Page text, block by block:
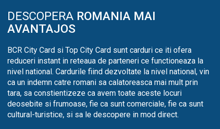
DESCOPERA ROMANIA MAI
AVANTAJOS
BCR City Card si Top City Card sunt carduri ce iti ofera
reduceri instant in reteaua de parteneri ce functioneaza la
nivel national. Cardurile fiind dezvoltate la nivel national, vin
ca un indemn catre romani sa calatoreasca mai mult prin
tara, sa constientizeze ca avem toate aceste locuri
deosebite si frumoase, fie ca sunt comerciale, fie ca sunt
cultural-turistice, si sa le descopere in mod direct.